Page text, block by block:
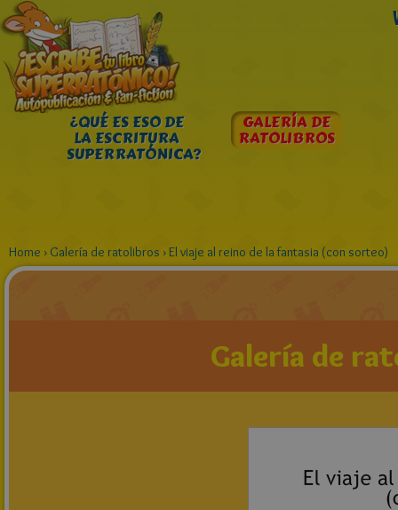
¿QUÉ ES ESO DE
LA ESCRITURA
SUPERRATÓNICA?
GALERÍA DE
RATOLIBROS
Home › Galería de ratolibros ›El viaje al reino de la fantasia (con sorteo)
Galería de